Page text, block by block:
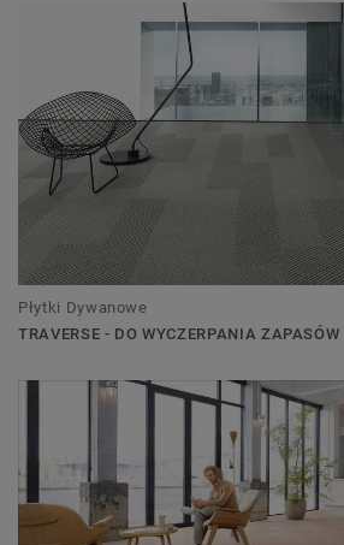
Płytki Dywanowe
TRAVERSE - DO WYCZERPANIA ZAPASÓW